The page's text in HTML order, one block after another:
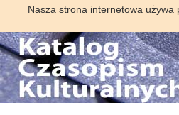
Nasza strona internetowa używa